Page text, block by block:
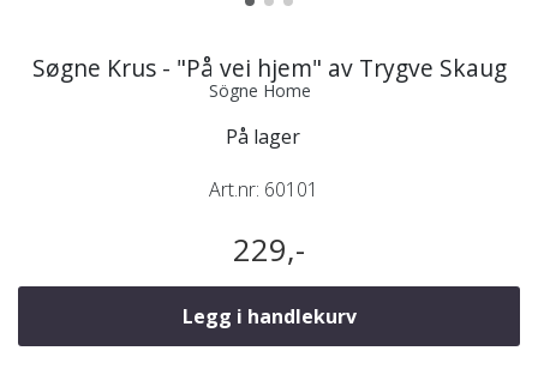
Søgne Krus - "På vei hjem" av Trygve Skaug
Sögne Home
På lager
Art.nr: 60101
229,-
Legg i handlekurv